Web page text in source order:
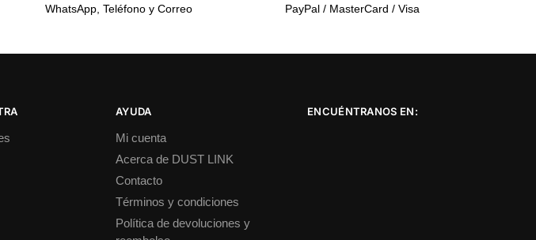
WhatsApp, Teléfono y Correo PayPal / MasterCard / Visa
AYUDA
Mi cuenta
Acerca de DUST LINK
Contacto
Términos y condiciones
Política de devoluciones y
ENCUÉNTRANOS EN: